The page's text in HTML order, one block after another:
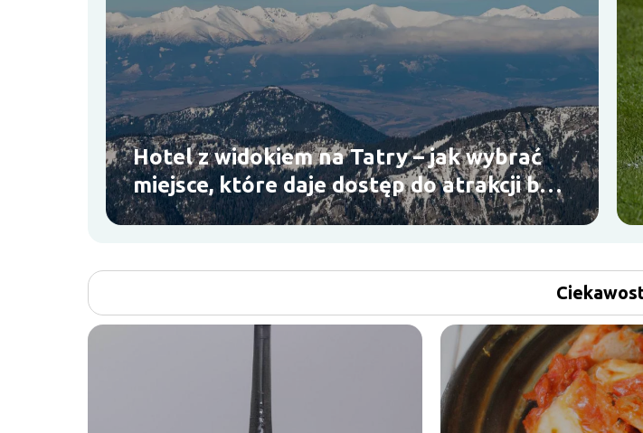
Hotel z widokiem na Tatry – jak wybrać
miejsce, które daje dostęp do atrakcji bez
kompromisów?